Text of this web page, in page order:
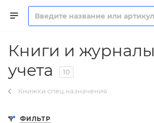
Книги и журналы
учета
10
Книжки спец.назначения
ФИЛЬТР